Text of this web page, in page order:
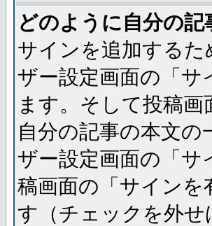
どのように自分の
サインを追加する
ザー設定画面の「サ
ます。そして投稿
自分の記事の本文
ザー設定画面の「サ
稿画面の「サイン
す（チェックを外